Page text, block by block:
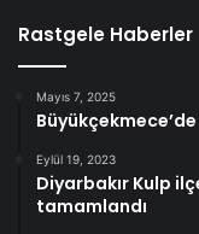
Rastgele Haberler
Mayıs 7, 2025
Eylül 19, 2023
Diyarbakır Kulp
tamamlandı